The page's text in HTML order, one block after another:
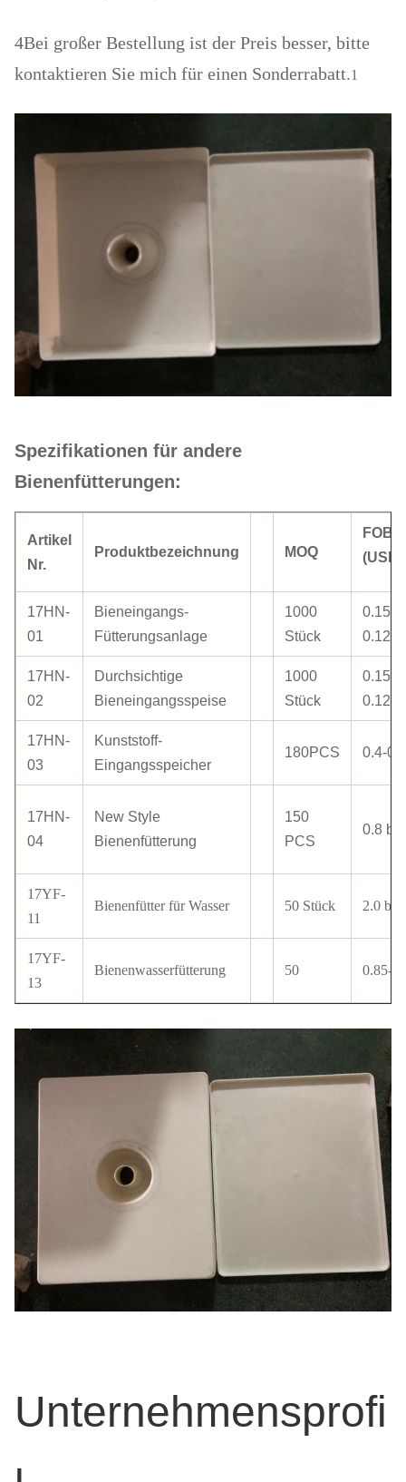
4Bei großer Bestellung ist der Preis besser, bitte
kontaktieren Sie mich für einen Sonderrabatt.1
Spezifikationen für andere
Bienenfütterungen:
Artikel
Nr.
Produktbezeichnung MOQ
FOB-
(USD/
17HN-
01
Bieneingangs-
Fütterungsanlage
1000
Stück
0.15
0.12
17HN-
02
Durchsichtige
Bieneingangsspeise
1000
Stück
0.15
0.12
17HN-
03
Kunststoff-
Eingangsspeicher
180PCS 0.4-
17HN-
04
New Style
Bienenfütterung
150
PCS
0.8
17YF-
11
Bienenfütter für Wasser 50 Stück 2.0 bis
17YF-
13
Bienenwasserfütterung 50 0.85-
Unternehmensprofi